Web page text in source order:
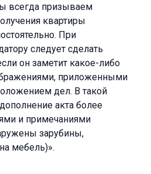
всегда призываем
квартиры
При
следует сделать
он заметит какое-либо
приложенными
дел. В такой
акта более
и примечаниями
зарубины,
мебель)».